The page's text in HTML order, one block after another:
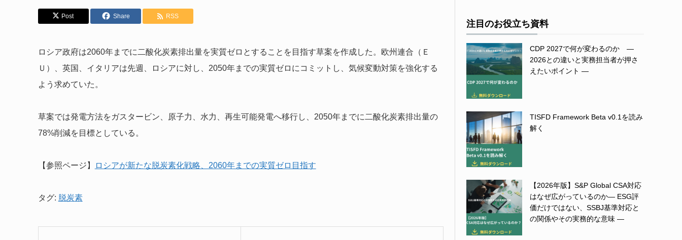
Post Share RSS
ロシア政府は2060年までに二酸化炭素排出量を実質ゼロとすることを目指す草案を作成した。欧州連合（Ｅ
Ｕ）、英国、イタリアは先週、ロシアに対し、2050年までの実質ゼロにコミットし、気候変動対策を強化する
よう求めていた。
草案では発電方法をガスタービン、原子力、水力、再生可能発電へ移行し、2050年までに二酸化炭素排出量の
78%削減を目標としている。
【参照ページ】 ロシアが新たな脱炭素化戦略、2060年までの実質ゼロ目指す
タグ: 脱炭素
注目のお役立ち資料
CDP 2027で何が変わるのか ―
2026との違いと実務担当者が押さ
えたいポイント ―
TISFD Framework Beta v0.1を読み
解く
【2026年版】S&P Global CSA対応
はなぜ広がっているのか― ESG評
価だけではない、SSBJ基準対応と
の関係やその実務的な意味 ―